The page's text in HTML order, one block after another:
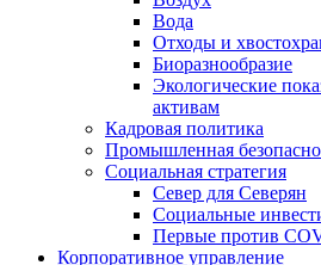
Вода
Отходы и
Биоразнообразие
Экологические
активам
Кадровая политика
Промышленная
Социальная стратегия
Север для Северян
Социальные
Первые против
Корпоративное управление